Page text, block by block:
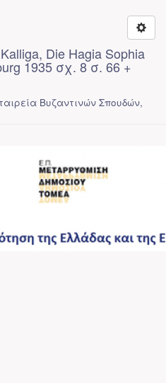
Die Hagia Sophia
1935 σχ. 8 σ. 66 +
Βυζαντινών Σπουδών,